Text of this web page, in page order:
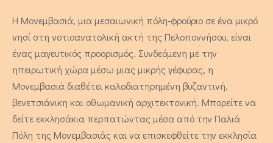
Υπνοδωματίων
4 άτομα
Η Μονεμβασιά, μια μεσαιωνική πόλη-φρούριο σε ένα μικρό
νησί στη νοτιοανατολική ακτή της Πελοποννήσου, είναι
ένας μαγευτικός προορισμός. Συνδεόμενη με την
ηπειρωτική χώρα μέσω μιας μικρής γέφυρας, η
Μονεμβασιά διαθέτει καλοδιατηρημένη βυζαντινή,
βενετσιάνικη και οθωμανική αρχιτεκτονική. Μπορείτε να
δείτε εκκλησάκια περπατώντας μέσα από την Παλιά
Πόλη της Μονεμβασιάς και να επισκεφθείτε την εκκλησία